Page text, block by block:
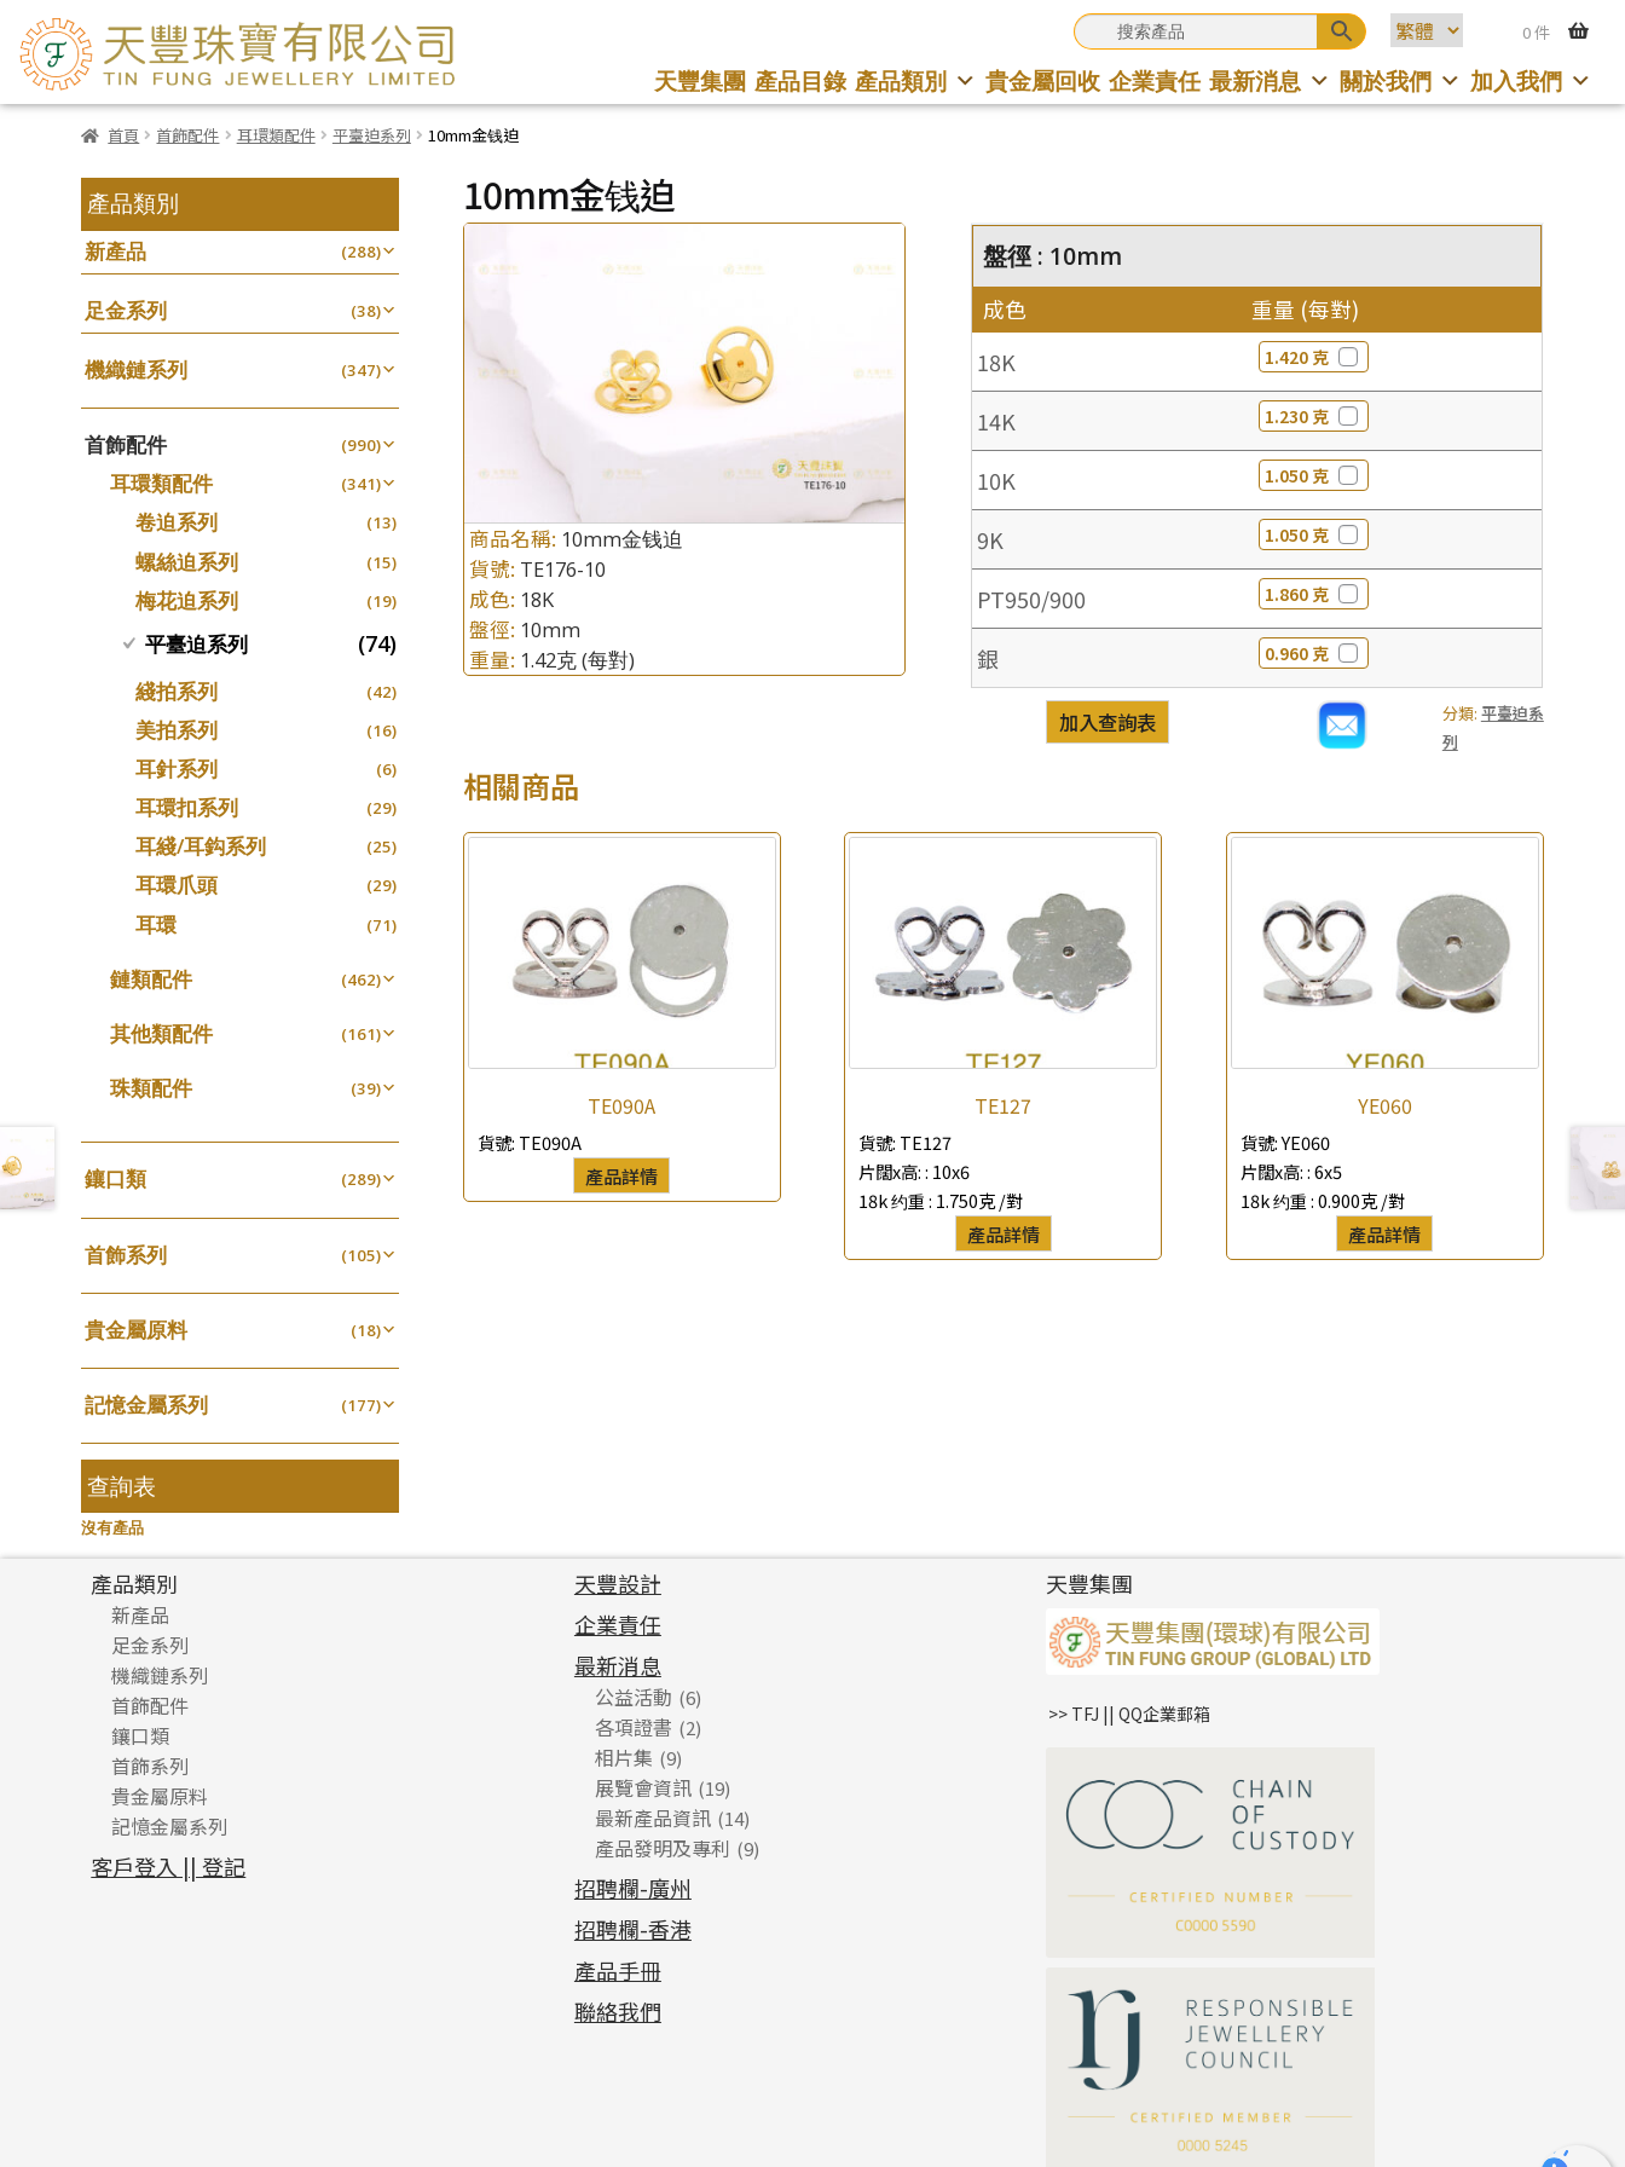
0 件
天豐集團 產品目錄 產品類別 貴金屬回收 企業責任 最新消息 關於我們 加入我們
首頁 首飾配件 耳環類配件 平臺迫系列 10mm金钱迫
10mm金钱迫
公司名稱
e-mail
*聯絡電話
商品名稱: 10mm金钱迫
貨號: TE176-10
成色: 18K
盤徑: 10mm
重量: 1.42克(每對)
盤徑 : 10mm
成色 重量 (每對)
18K 1.420 克
14K 1.230 克
10K 1.050 克
9K 1.050 克
PT950/900 1.860 克
銀 0.960 克
分類: 平臺迫系
列
加入查詢表
相關商品
TE090A
貨號: TE090A
產品詳情
TE127
貨號: TE127
片闊x高: : 10x6
18k 约重 : 1.750克 /對
產品詳情
YE060
貨號:YE060
片闊x高: :6x5
18k 约重 :0.900克 /對
產品詳情
產品類別
新產品 (288)
足金系列 (38)
機織鏈系列 (347)
珠仔鏈 (25)
镶口链 (61)
管狀網鏈 (11)
十字鏈系列 (56)
十字車花鏈系列 (48)
十字閃O鏈系列 (27)
十字錘打鏈系列 (17)
側身車花鏈系列
側身鏈系列
肖邦鏈系列
雙十字鏈系列
水波鏈系列
蛇骨鏈系列
鏈尾系列
嘴唇鏈系列 (3)
竹節鏈系列 (5)
珍珠鏈系列
坦克鏈系列 (9)
滿天星鏈系列 (2)
刀片鏈系列 (4)
方假繩鏈系列 (1)
心心鏈系列
首飾配件 (990)
耳環類配件 (341)
卷迫系列 (13)
螺絲迫系列 (15)
梅花迫系列 (19)
平臺迫系列 (74)
綫拍系列 (42)
美拍系列 (16)
耳針系列 (6)
耳環扣系列 (29)
耳綫/耳鈎系列 (25)
耳環爪頭 (29)
耳環 (71)
鏈類配件 (462)
動感車花吊墜
生圈扣系列 (13)
鴨俐制系列 (18)
字印牌系列
字母吊墜 (20)
相盒吊墜 (11)
項鏈吊墜 (102)
生肖吊墜 (27)
管扣系列 (4)
星座吊墜 (12)
水泡扣
珠扣
其他類配件 (161)
珠盤系列
焊片及鐳射綫 (2)
空心車花管 (19)
其他
珠類配件 (39)
空心光身珠
空心批花珠
鑲口類 (289)
四爪頭系列 (20)
六爪頭系列 (41)
車花片 (35)
動感車花片 (20)
鑲口戒指 (16)
鑲口手鏈系列 (146)
首飾系列 (105)
手镯系列 (8)
戒指系列 (8)
空心耳環 (27)
空心车花管首饰链 (15)
空心手鐲系列 (8)
牛仔鏈
貴金屬原料 (18)
千足金 (18)
記憶金屬系列 (177)
記憶戒指 (30)
拉簧珠珠手鏈
記憶鈦手鐲
查詢表
沒有產品
*你的名字
公司名稱
產品類別
新產品
足金系列
足金配件
機織鏈系列
珠仔鏈
镶口链
管狀網鏈
十字車花鏈系列
十字閃O鏈系列
十字錘打鏈系列
側身車花鏈系列
首飾配件
耳環類配件
卷迫系列
螺絲迫系列
梅花迫系列
平臺迫系列
綫拍系列
鏈類配件
動感車花吊墜
調節珠系列
生圈扣系列
龍蝦扣系列
其他類配件
珠盤系列
袖口鈕系列
焊片及鐳射綫
珠類配件
無孔光身珠
空心光身珠
鑲口類
四爪頭系列
六爪頭系列
車花片
動感車花片
鑲口戒指
首飾系列
手镯系列
戒指系列
空心耳環
空心车花管首饰链
貴金屬原料
千足金
記憶金屬系列
記憶戒指
拉簧珠珠手鏈
客戶登入 || 登記
天豐設計
企業責任
最新消息
公益活動 (6)
各項證書 (2)
相片集 (9)
展覽會資訊 (19)
最新產品資訊 (14)
產品發明及專利 (9)
招聘欄-廣州
招聘欄-香港
產品手冊
聯絡我們
天豐集團
>> TFJ || QQ企業郵箱